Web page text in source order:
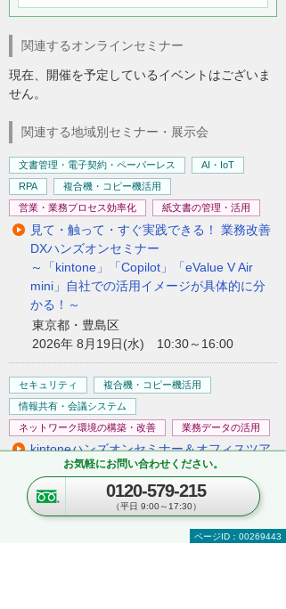
関連するオンラインセミナー
現在、開催を予定しているイベントはございま
せん。
関連する地域別セミナー・展示会
文書管理・電子契約・ペーパーレス
AI・IoT
RPA
複合機・コピー機活用
営業・業務プロセス効率化
紙文書の管理・活用
見て・触って・すぐ実践できる！ 業務改善
DXハンズオンセミナー
～「kintone」「Copilot」「eValue V Air
mini」自社での活用イメージが具体的に分
かる！～
東京都・豊島区
2026年 8月19日(水) 10:30～16:00
セキュリティ
複合機・コピー機活用
情報共有・会議システム
ネットワーク環境の構築・改善
業務データの活用
kintoneハンズオンセミナー＆オフィスツア
～kintoneの実機を体験！ ＆実際のオフィス
をツアー形式でご案内～
2026年 8月25日(火) 10:00～16:30
ページID：00269443
お気軽にお問い合わせください。
0120-579-215
（平日 9:00～17:30）